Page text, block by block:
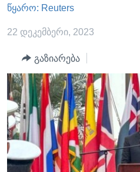
ძიებაზე
ᲐᲨᲨ-ᲘᲡ ᲐᲠᲩᲔᲕᲜᲔᲑᲘ 2024
ᲛᲡᲝᲤᲚᲘᲝ
ᲕᲘᲓᲔᲝᲔᲑᲘ
ᲒᲐᲓᲐᲪᲔᲛᲔᲑᲘ
ᲕᲐᲨᲘᲜᲒᲢᲝᲜᲘ ᲓᲦᲔᲡ
ᲮᲔᲓᲕᲐ ᲕᲐᲨᲘᲜᲒᲢᲝᲜᲘᲓᲐᲜ
ᲡᲢᲣᲓᲘᲐ ᲕᲐᲨᲘᲜᲒᲢᲝᲜᲘ
ᲡᲮᲕᲐ ᲡᲘᲐᲮᲚᲔᲔᲑᲘ
ᲞᲝᲚᲘᲢᲘᲙᲐ
ᲔᲙᲝᲜᲝᲛᲘᲙᲐ
ᲯᲐᲜᲛᲠᲗᲔᲚᲝᲑᲐ
ᲠᲣᲡᲔᲗᲘᲡ ᲨᲔᲭᲠᲐ ᲣᲙᲠᲐᲘᲜᲐᲨᲘ
Learning English
წყარო: Reuters
22 დეკემბერი, 2023
გაზიარება